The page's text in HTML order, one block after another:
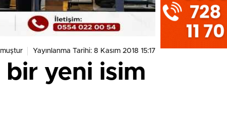
Yayınlanma Tarihi: 8 Kasım 2018 15:17
bir yeni isim